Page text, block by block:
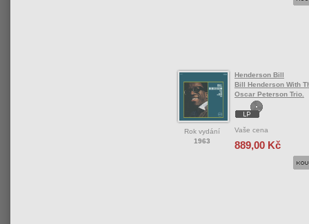
Rok vydání
1963
Henderson Bill
Bill Henderson With
Oscar Peterson Trio.
Vaše cena
889,00 Kč